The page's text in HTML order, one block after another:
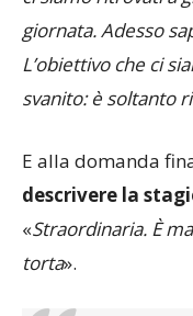
ci siamo ritrovati a
giornata. Adesso
L’obiettivo che ci
E alla domanda
descrivere la
Straordinaria. È